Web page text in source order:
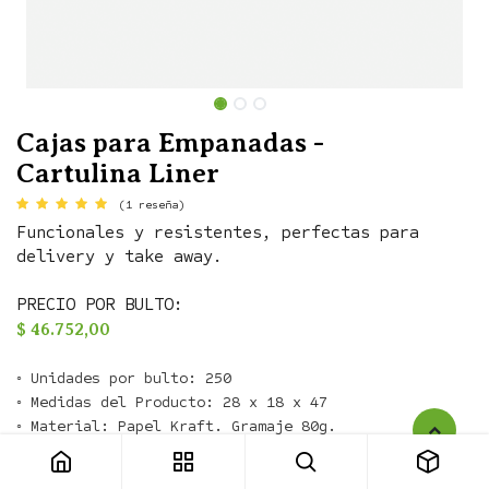
Cajas para Empanadas -
Cartulina Liner
(1 reseña)
Funcionales y resistentes, perfectas para
delivery y take away.
PRECIO POR BULTO:
$ 46.752,00
◦ Unidades por bulto: 250
◦ Medidas del Producto: 28 x 18 x 47
TAMAÑO